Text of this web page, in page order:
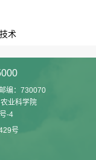
术
编：730070
业科学院
-4
号